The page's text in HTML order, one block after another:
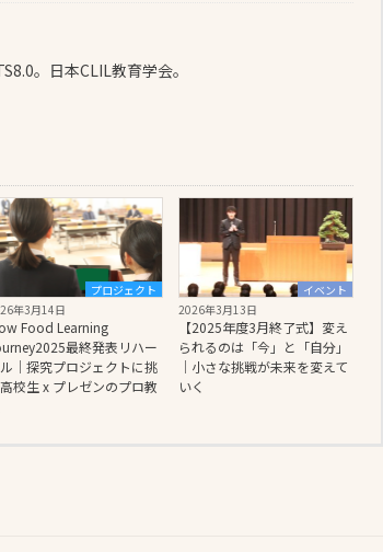
。日本CLIL教育学会。
プロジェクト
年3月14日
Food Learning
最終発表リハー
｜探究プロジェクトに挑
校生 x プレゼンのプロ教
イベント
2026年3月13日
【2025年度3月終了式】変え
られるのは「今」と「自分」
｜小さな挑戦が未来を変えて
いく